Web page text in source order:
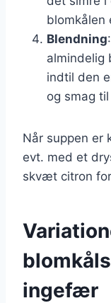
blomkålen
Blendning
almindelig
indtil den
og smag
Når suppen er
evt. med et
skvæt citron
ingefær